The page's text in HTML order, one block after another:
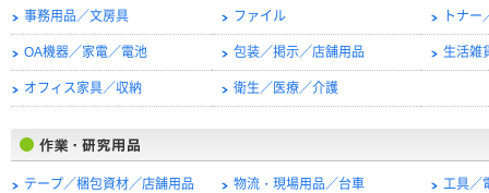
事務用品／文房具 ファイル トナ
OA機器／家電／電池 包装／掲示／店舗用品 生活雑
オフィス家具／収納 衛生／医療／介護
テープ／梱包資材／店舗用品 物流・現場用品／台車 工具／